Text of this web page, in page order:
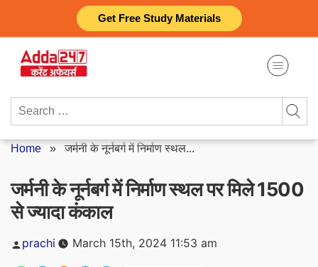
Get Free Study Materials
content
Search
Home »जर्मनी के नूर्नबर्ग में निर्माण स्थल...
जर्मनी के नूर्नबर्ग में निर्माण स्थल पर मिले 1500
से ज्यादा कंकाल
Posted
by
prachi March 15th, 2024 11:53 am